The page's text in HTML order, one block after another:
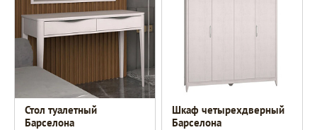
Стол туалетный
Барселона
Шкаф четырехдверный
Барселона